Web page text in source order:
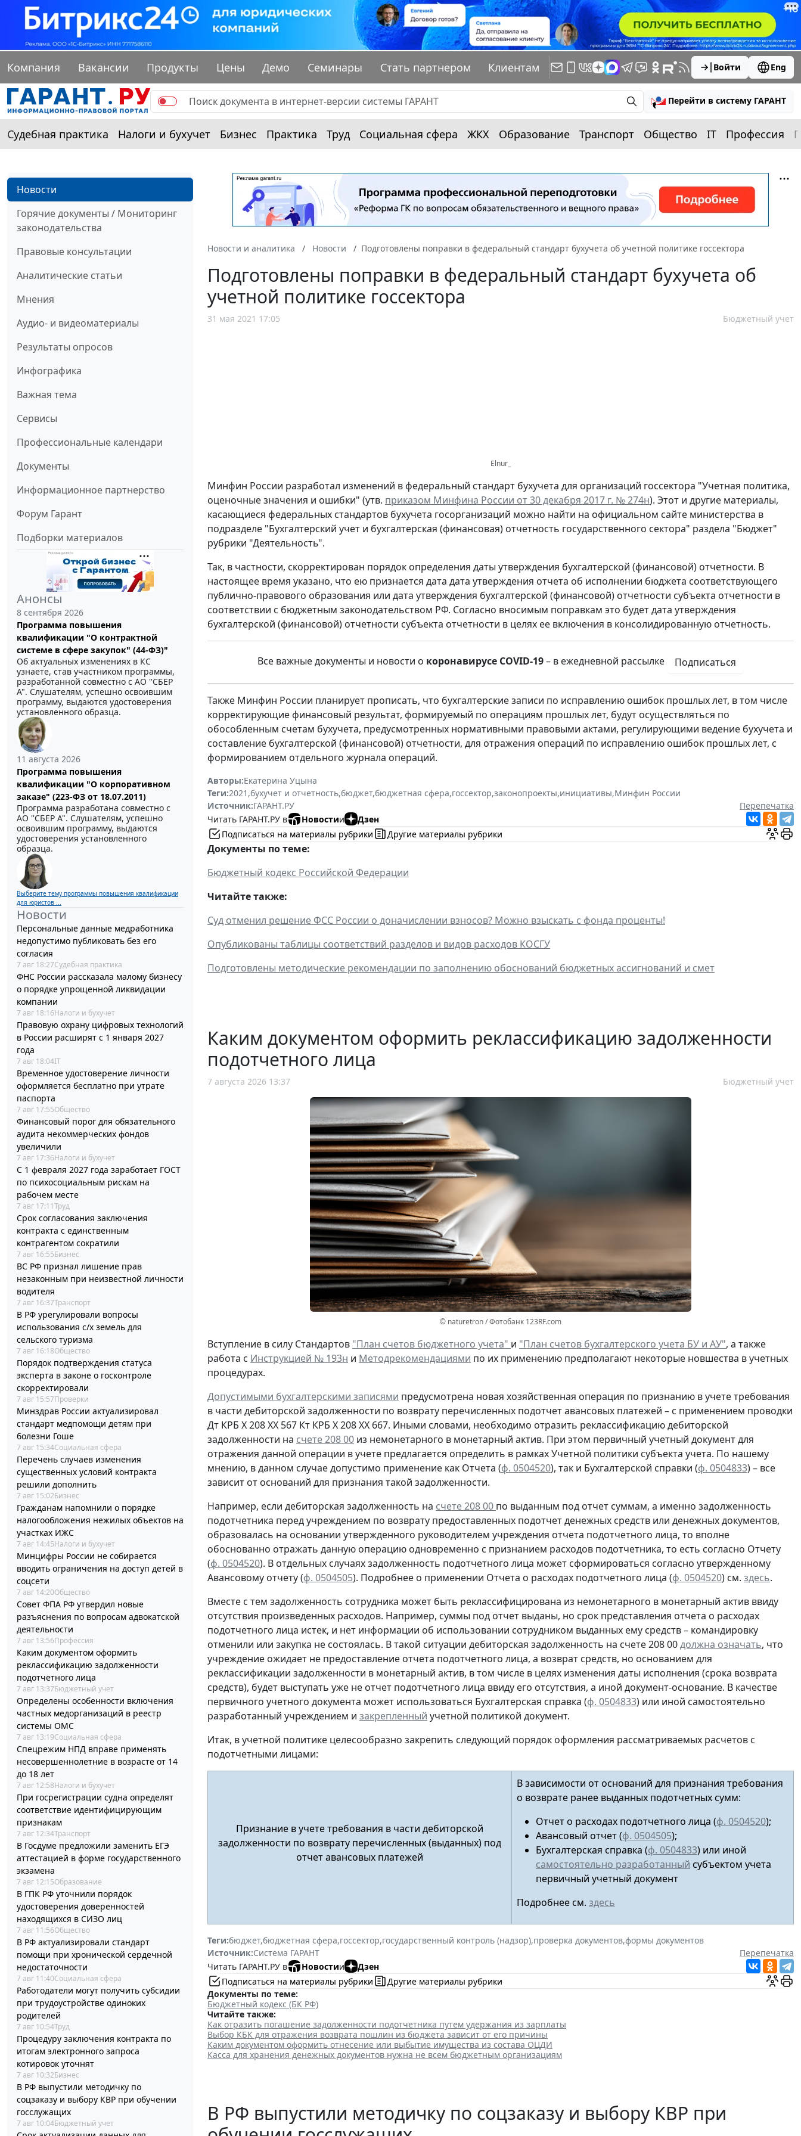
Компания Вакансии Продукты Цены Демо Семинары Стать партнером Клиентам Войти Eng
Перейти в систему ГАРАНТ
Судебная практика Налоги и бухучет Бизнес Практика Труд Социальная сфера ЖКХ Образование Транспорт Общество IT Профессия
Новости
Горячие документы / Мониторинг
законодательства
Правовые консультации
Аналитические статьи
Мнения
Аудио- и видеоматериалы
Результаты опросов
Инфографика
Важная тема
Сервисы
Профессиональные календари
Документы
Информационное партнерство
Форум Гарант
Подборки материалов
Анонсы
8 сентября 2026
Программа повышения
квалификации "О контрактной
системе в сфере закупок" (44-ФЗ)"
Об актуальных изменениях в КС
узнаете, став участником программы,
разработанной совместно с АО ''СБЕР
А". Слушателям, успешно освоившим
программу, выдаются удостоверения
установленного образца.
11 августа 2026
Программа повышения
квалификации "О корпоративном
заказе" (223-ФЗ от 18.07.2011)
Программа разработана совместно с
АО ''СБЕР А". Слушателям, успешно
освоившим программу, выдаются
удостоверения установленного
образца.
Выберите тему программы повышения квалификации
для юристов ...
Новости
Персональные данные медработника
недопустимо публиковать без его
согласия
7 авг 18:27Судебная практика
ФНС России рассказала малому бизнесу
о порядке упрощенной ликвидации
компании
7 авг 18:16Налоги и бухучет
Правовую охрану цифровых технологий
в России расширят с 1 января 2027
года
7 авг 18:04IT
Временное удостоверение личности
оформляется бесплатно при утрате
паспорта
7 авг 17:55Общество
Финансовый порог для обязательного
аудита некоммерческих фондов
увеличили
7 авг 17:36Налоги и бухучет
С 1 февраля 2027 года заработает ГОСТ
по психосоциальным рискам на
рабочем месте
7 авг 17:11Труд
Срок согласования заключения
контракта с единственным
контрагентом сократили
7 авг 16:55Бизнес
ВС РФ признал лишение прав
незаконным при неизвестной личности
водителя
7 авг 16:37Транспорт
В РФ урегулировали вопросы
использования с/х земель для
сельского туризма
7 авг 16:18Общество
Порядок подтверждения статуса
эксперта в законе о госконтроле
скорректировали
7 авг 15:57Проверки
Минздрав России актуализировал
стандарт медпомощи детям при
болезни Гоше
7 авг 15:34Социальная сфера
Перечень случаев изменения
существенных условий контракта
решили дополнить
7 авг 15:02Бизнес
Гражданам напомнили о порядке
налогообложения нежилых объектов на
участках ИЖС
7 авг 14:45Налоги и бухучет
Минцифры России не собирается
вводить ограничения на доступ детей в
соцсети
7 авг 14:20Общество
Совет ФПА РФ утвердил новые
разъяснения по вопросам адвокатской
деятельности
7 авг 13:56Профессия
Каким документом оформить
реклассификацию задолженности
подотчетного лица
7 авг 13:37Бюджетный учет
Определены особенности включения
частных медорганизаций в реестр
системы ОМС
7 авг 13:19Социальная сфера
Спецрежим НПД вправе применять
несовершеннолетние в возрасте от 14
до 18 лет
7 авг 12:58Налоги и бухучет
При госрегистрации судна определят
соответствие идентифицирующим
признакам
7 авг 12:34Транспорт
В Госдуме предложили заменить ЕГЭ
аттестацией в форме государственного
экзамена
7 авг 12:15Образование
В ГПК РФ уточнили порядок
удостоверения доверенностей
находящихся в СИЗО лиц
7 авг 11:56Общество
В РФ актуализировали стандарт
помощи при хронической сердечной
недостаточности
7 авг 11:40Социальная сфера
Работодатели могут получить субсидии
при трудоустройстве одиноких
родителей
7 авг 10:54Труд
Процедуру заключения контракта по
итогам электронного запроса
котировок уточнят
7 авг 10:32Бизнес
В РФ выпустили методичку по
соцзаказу и выбору КВР при обучении
госслужащих
7 авг 10:04Бюджетный учет
Новости и аналитика Новости Подготовлены поправки в федеральный стандарт бухучета об учетной политике госсектора
Подготовлены поправки в федеральный стандарт бухучета об
учетной политике госсектора
31 мая 2021 17:05 Бюджетный учет
Elnur_
Минфин России разработал изменений в федеральный стандарт бухучета для организаций госсектора "Учетная политика,
оценочные значения и ошибки" (утв. приказом Минфина России от 30 декабря 2017 г. № 274н). Этот и другие материалы,
касающиеся федеральных стандартов бухучета госорганизаций можно найти на официальном сайте министерства в
подразделе "Бухгалтерский учет и бухгалтерская (финансовая) отчетность государственного сектора" раздела "Бюджет"
рубрики "Деятельность".
Так, в частности, скорректирован порядок определения даты утверждения бухгалтерской (финансовой) отчетности. В
настоящее время указано, что ею признается дата дата утверждения отчета об исполнении бюджета соответствующего
публично-правового образования или дата утверждения бухгалтерской (финансовой) отчетности субъекта отчетности в
соответствии с бюджетным законодательством РФ. Согласно вносимым поправкам это будет дата утверждения
бухгалтерской (финансовой) отчетности субъекта отчетности в целях ее включения в консолидированную отчетность.
Все важные документы и новости о коронавирусе COVID-19– в ежедневной рассылке Подписаться
Также Минфин России планирует прописать, что бухгалтерские записи по исправлению ошибок прошлых лет, в том числе
корректирующие финансовый результат, формируемый по операциям прошлых лет, будут осуществляться по
обособленным счетам бухучета, предусмотренных нормативными правовыми актами, регулирующими ведение бухучета и
составление бухгалтерской (финансовой) отчетности, для отражения операций по исправлению ошибок прошлых лет, с
формированием отдельного журнала операций.
Авторы:Екатерина Уцына
Теги:2021 ,бухучет и отчетность,бюджет,бюджетная сфера,госсектор,законопроекты,инициативы,Минфин России
Источник:ГАРАНТ.РУ
Перепечатка
Читать ГАРАНТ.РУ в
Новостии
Дзен
Подписаться на материалы рубрики
Другие материалы рубрики
Документы по теме:
Бюджетный кодекс Российской Федерации
Читайте также:
Суд отменил решение ФСС России о доначислении взносов? Можно взыскать с фонда проценты!
Опубликованы таблицы соответствий разделов и видов расходов КОСГУ
Подготовлены методические рекомендации по заполнению обоснований бюджетных ассигнований и смет
Каким документом оформить реклассификацию задолженности
подотчетного лица
7 августа 2026 13:37 Бюджетный учет
© naturetron / Фотобанк 123RF.com
Вступление в силу Стандартов "План счетов бюджетного учета" и "План счетов бухгалтерского учета БУ и АУ", а также
работа с Инструкцией № 193н и Методрекомендациями по их применению предполагают некоторые новшества в учетных
процедурах.
Допустимыми бухгалтерскими записями предусмотрена новая хозяйственная операция по признанию в учететребования
в части дебиторской задолженности по возврату перечисленных подотчет авансовых платежей – с применением проводки
Дт КРБ Х 208 ХХ 567 Кт КРБ Х 208 ХХ 667. Иными словами, необходимо отразить реклассификацию дебиторской
задолженности на счете 208 00 из немонетарного в монетарный актив. При этом первичный учетный документ для
отражения данной операции в учете предлагается определить в рамках Учетной политики субъекта учета. По нашему
мнению, в данном случае допустимо применение как Отчета (ф. 0504520), так и Бухгалтерской справки (ф. 0504833) – все
зависит от оснований для признания такой задолженности.
Например, если дебиторская задолженность на счете 208 00 по выданным под отчет суммам, а именно задолженность
подотчетника перед учреждением по возврату предоставленных подотчет денежных средств или денежных документов,
образовалась на основании утвержденного руководителем учреждения отчета подотчетного лица, то вполне
обоснованно отражать данную операцию одновременно с признанием расходов подотчетника, то есть согласно Отчету
(ф. 0504520). В отдельных случаях задолженность подотчетного лица может сформироваться согласно утвержденному
Авансовому отчету(ф. 0504505). Подробнее о применении Отчета о расходах подотчетного лица (ф. 0504520) см. здесь.
Вместе с тем задолженность сотрудника может быть реклассифицирована из немонетарного в монетарный актив ввиду
отсутствия произведенных расходов. Например, суммы под отчет выданы, но срок представления отчета о расходах
подотчетного лица истек, и нет информации об использовании сотрудником выданных ему средств – командировку
отменили или закупка не состоялась. В такой ситуации дебиторская задолженность на счете 208 00должна означать, что
учреждение ожидает не предоставление отчета подотчетного лица, а возврат средств, но основанием для
реклассификации задолженности в монетарный актив, в том числе в целях изменения даты исполнения (срока возврата
средств), будет выступать уже не отчет подотчетного лица ввиду его отсутствия, а иной документ-основание. В качестве
первичного учетного документа может использоваться Бухгалтерская справка (ф. 0504833) или иной самостоятельно
разработанный учреждением и закрепленный учетной политикой документ.
Итак, в учетной политике целесообразно закрепить следующий порядок оформления рассматриваемых расчетов с
подотчетными лицами:
Признание в учете требования в части дебиторской
задолженности по возврату перечисленных (выданных) под
отчет авансовых платежей
В зависимости от оснований для признания требования
о возврате ранее выданных подотчетных сумм:
Отчет о расходах подотчетного лица (ф. 0504520);
Авансовый отчет(ф. 0504505);
Бухгалтерская справка (ф. 0504833) или иной
самостоятельно разработанный субъектом учета
первичный учетный документ
Подробнее см. здесь
Теги:бюджет,бюджетная сфера,госсектор,государственный контроль (надзор),проверка документов,формы документов
Источник:Система ГАРАНТ
Перепечатка
Читать ГАРАНТ.РУ в
Новостии
Дзен
Подписаться на материалы рубрики
Другие материалы рубрики
Документы по теме:
Бюджетный кодекс (БК РФ)
Читайте также:
Как отразить погашение задолженности подотчетника путем удержания из зарплаты
Выбор КБК для отражения возврата пошлин из бюджета зависит от его причины
Каким документом оформить отнесение или выбытие имущества из состава ОЦДИ
Касса для хранения денежных документов нужна не всем бюджетным организациям
В РФ выпустили методичку по соцзаказу и выбору КВР при